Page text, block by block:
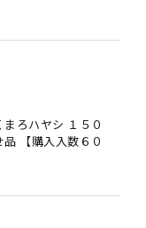
ろハヤシ １５０
【購入入数６０